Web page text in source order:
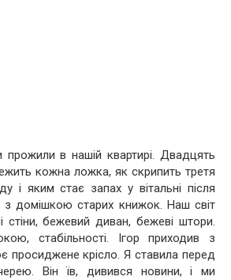
в нашій квартирі. Двадцять
кожна ложка, як скрипить третя
і яким стає запах у вітальні після
домішкою старих книжок. Наш світ
стіни, бежевий диван, бежеві штори.
стабільності. Ігор приходив з
просиджене крісло. Я ставила перед
Він їв, дивився новини, і ми